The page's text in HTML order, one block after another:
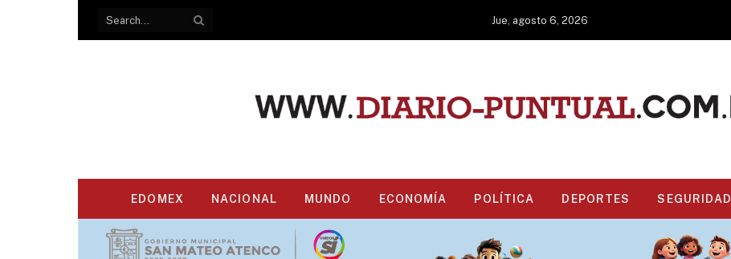
Jue, agosto 6, 2026
EDOMEX NACIONAL MUNDO ECONOMÍA POLÍTICA DEPORTES SEGURIDAD